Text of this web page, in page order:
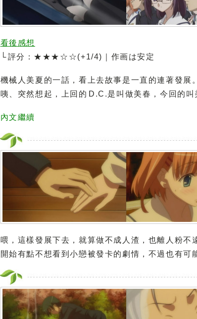
看後感想
└ 評分：★★★☆☆(+1/4)｜作画は安定
機械人美夏的一話，看上去故事是一直的連著發展。
咦、突然想起，上回的 D.C.是叫做美春，今回的
內文繼續
喂，這樣發展下去，就算做不成人渣，也離人粉不
開始有點不想看到小戀被發卡的劇情，不過也有可